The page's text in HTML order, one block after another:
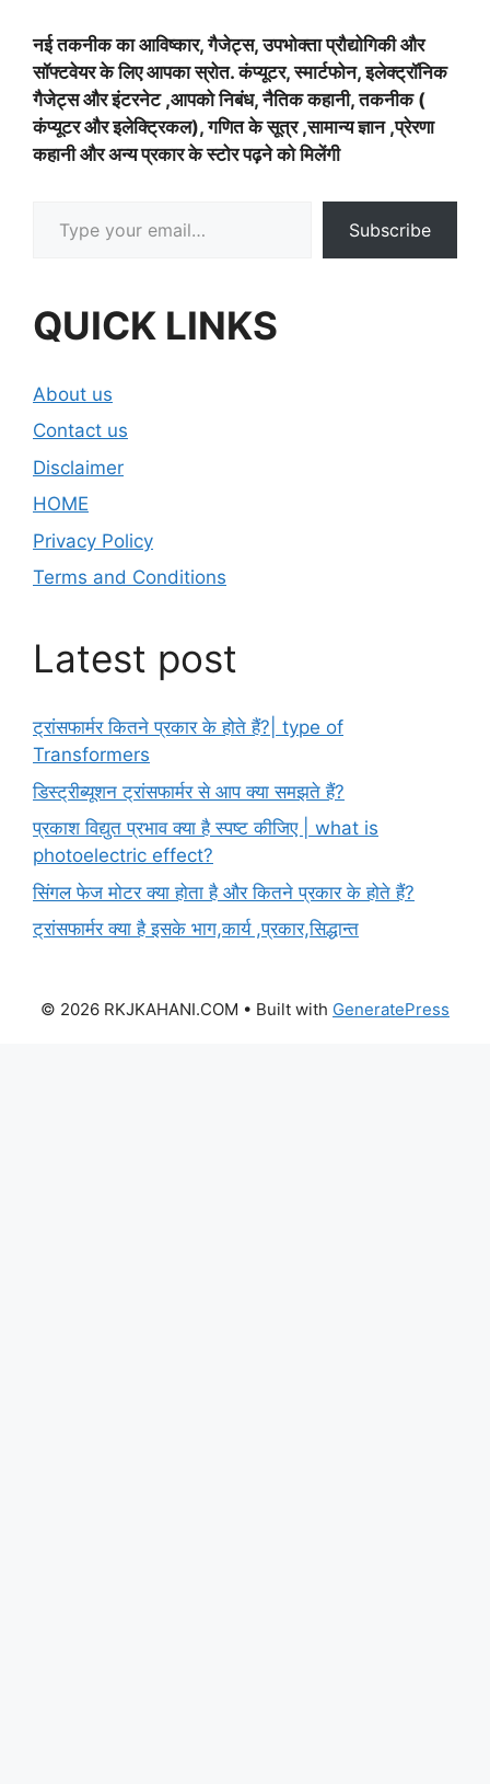
नई तकनीक का आविष्कार, गैजेट्स, उपभोक्ता प्रौद्योगिकी और
सॉफ्टवेयर के लिए आपका स्रोत. कंप्यूटर, स्मार्टफोन, इलेक्ट्रॉनिक
गैजेट्स और इंटरनेट ,आपको निबंध, नैतिक कहानी, तकनीक (
कंप्यूटर और इलेक्ट्रिकल), गणित के सूत्र ,सामान्य ज्ञान ,प्रेरणा
कहानी और अन्य प्रकार के स्टोर पढ़ने को मिलेंगी
Subscribe
QUICK LINKS
About us
Contact us
Disclaimer
HOME
Privacy Policy
Terms and Conditions
Latest post
ट्रांसफार्मर कितने प्रकार के होते हैं?| type of
Transformers
डिस्ट्रीब्यूशन ट्रांसफार्मर से आप क्या समझते हैं?
प्रकाश विद्युत प्रभाव क्या है स्पष्ट कीजिए | what is
photoelectric effect?
सिंगल फेज मोटर क्या होता है और कितने प्रकार के होते हैं?
ट्रांसफार्मर क्या है इसके भाग,कार्य ,प्रकार,सिद्धान्त
© 2026 RKJKAHANI.COM • Built with GeneratePress